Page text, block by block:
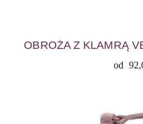
OBROŻA Z KLAMRĄ
od